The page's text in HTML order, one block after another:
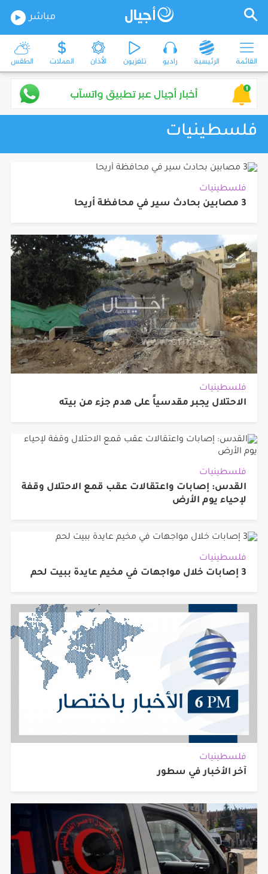
مباشر
القائمة الرئيسية راديو تلفزيون الأذان العملات الطقس
فلسطينيات
فلسطينيات
3 مصابين بحادث سير في محافظة أريحا
فلسطينيات
الاحتلال يجبر مقدسياً على هدم جزء من بيته
فلسطينيات
القدس: إصابات واعتقالات عقب قمع الاحتلال وقفة
لإحياء يوم الأرض
فلسطينيات
3 إصابات خلال مواجهات في مخيم عايدة ببيت لحم
فلسطينيات
آخر الأخبار في سطور